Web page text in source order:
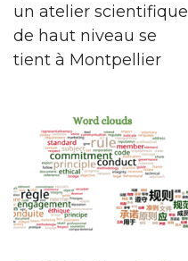
un atelier scientifique
de haut niveau se
tient à Montpellier